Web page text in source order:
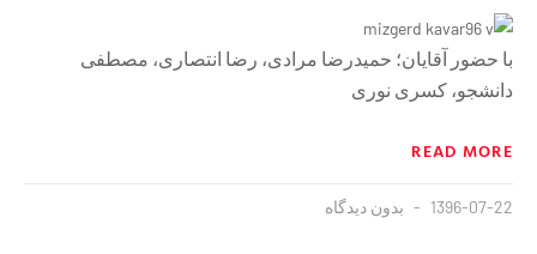
با حضور آقایان؛ حمیدرضا مرادی، رضا انتصاری، مصطفی
دانشجو، كسرى نورى
READ MORE
1396-07-22 بدون دیدگاه